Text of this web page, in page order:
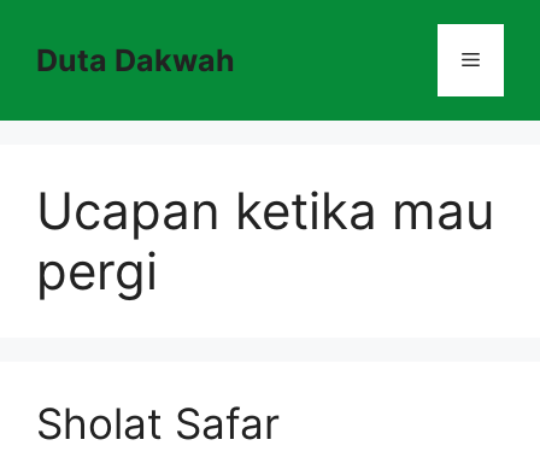
contentDuta Dakwah Menu
Ucapan ketika mau
pergi
Sholat Safar